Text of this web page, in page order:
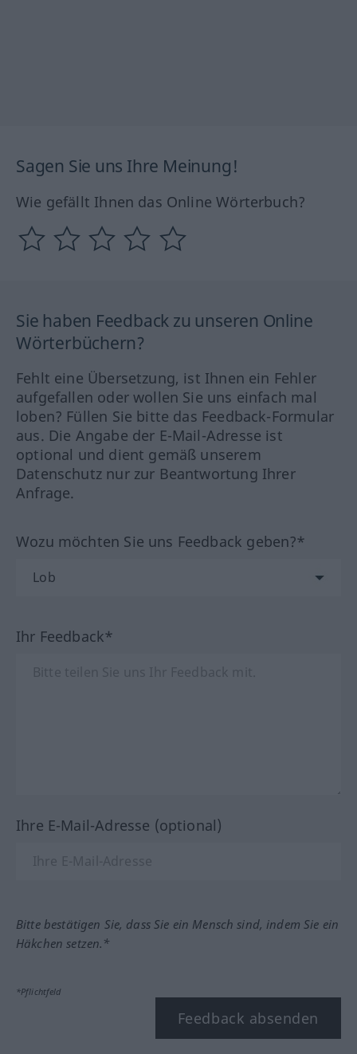
Sagen Sie uns Ihre Meinung!
Wie gefällt Ihnen das Online Wörterbuch?
Sie haben Feedback zu unseren Online
Wörterbüchern?
Fehlt eine Übersetzung, ist Ihnen ein Fehler
aufgefallen oder wollen Sie uns einfach mal
loben? Füllen Sie bitte das Feedback-Formular
aus. Die Angabe der E-Mail-Adresse ist
optional und dient gemäß unserem
Datenschutz nur zur Beantwortung Ihrer
Anfrage.
Wozu möchten Sie uns Feedback geben?*
Ihr Feedback*
Ihre E-Mail-Adresse (optional)
Bitte bestätigen Sie, dass Sie ein Mensch sind, indem Sie ein
Häkchen setzen.*
*Pflichtfeld
Feedback absenden